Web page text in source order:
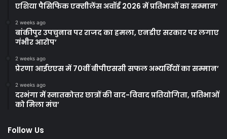
एशिया पैसिफिक एक्सीलेंस अवॉर्ड 2026 में प्रतिभाओं का सम्मान’
2 weeks ago
बांकीपुर उपचुनाव पर राजद का हमला, एनडीए सरकार पर लगाए
गंभीर आरोप’
2 weeks ago
प्रेरणा आईएएस में 70वीं बीपीएससी सफल अभ्यर्थियों का सम्मान’
2 weeks ago
दरभंगा में स्नातकोत्तर छात्रों की वाद-विवाद प्रतियोगिता, प्रतिभाओं
को मिला मंच’
Follow Us